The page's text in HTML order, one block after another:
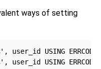
ways of setting
user_id USING